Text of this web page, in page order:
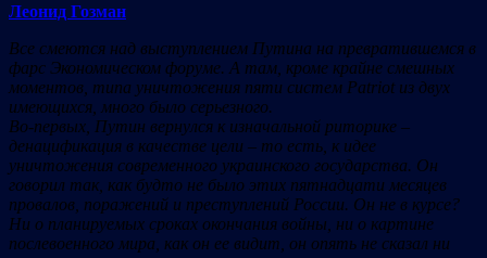
Леонид Гозман
Все смеются над выступлением Путина на превратившемся в
фарс Экономическом форуме. А там, кроме крайне смешных
моментов, типа уничтожения пяти систем Patriot из двух
имеющихся, много было серьезного.
Во-первых, Путин вернулся к изначальной риторике –
денацификация в качестве цели – то есть, к идее
уничтожения современного украинского государства. Он
говорил так, как будто не было этих пятнадцати месяцев
провалов, поражений и преступлений России. Он не в курсе?
Ни о планируемых сроках окончания войны, ни о картине
послевоенного мира, как он ее видит, он опять не сказал ни